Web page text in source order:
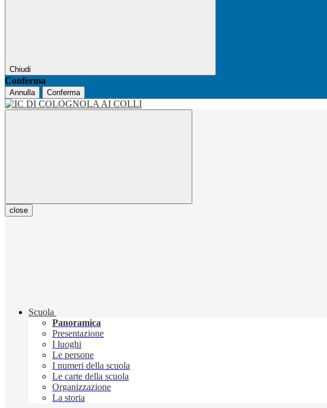
Chiudi
Conferma
Annulla Conferma
close
Scuola
Panoramica
Presentazione
I luoghi
Le persone
I numeri della scuola
Le carte della scuola
Organizzazione
La storia